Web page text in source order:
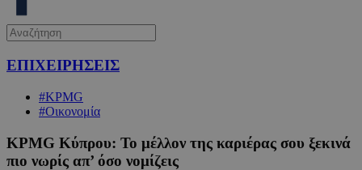
ΕΠΙΧΕΙΡΗΣΕΙΣ
#KPMG
#Οικονομία
KPMG Κύπρου: Το μέλλον της καριέρας σου ξεκινά
πιο νωρίς απ’ όσο νομίζεις